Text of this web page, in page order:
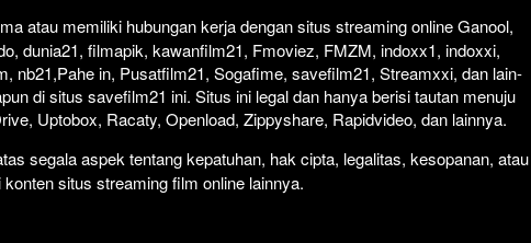
atau memiliki hubungan kerja dengan situs streaming online Ganool,
dunia21, filmapik, kawanfilm21, Fmoviez, FMZM, indoxx1, indoxxi,
nb21,Pahe in, Pusatfilm21, Sogafime, savefilm21, Streamxxi, dan lain-
di situs savefilm21 ini. Situs ini legal dan hanya berisi tautan menuju
Uptobox, Racaty, Openload, Zippyshare, Rapidvideo, dan lainnya.
segala aspek tentang kepatuhan, hak cipta, legalitas, kesopanan, atau
situs streaming film online lainnya.